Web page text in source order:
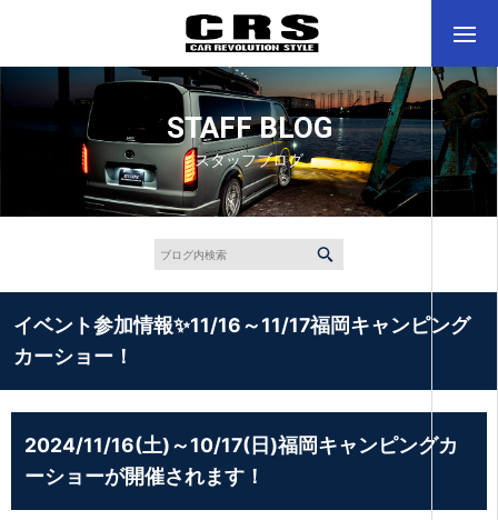
STAFF BLOG
スタッフブログ
イベント参加情報✨11/16～11/17福岡キャンピング
カーショー！
2024/11/16(土)～10/17(日)福岡キャンピングカ
ーショーが開催されます！